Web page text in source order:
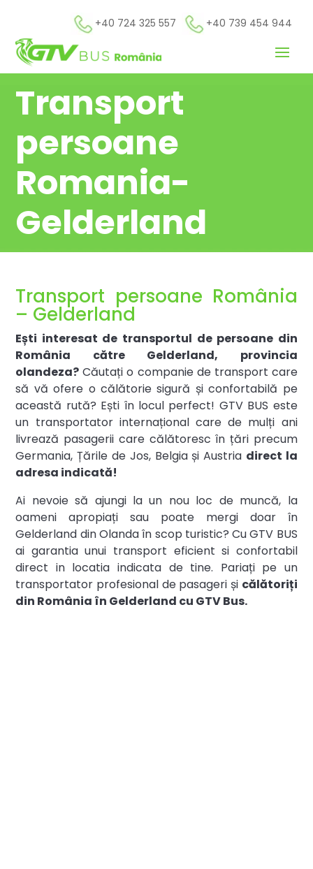
+40 739 454 944
+40 724 325 557
Transport
persoane
Romania-
Gelderland
Transport persoane România
– Gelderland
Ești interesat de transportul de persoane din
România către Gelderland, provincia
olandeza? Căutați o companie de transport care
să vă ofere o călătorie sigură și confortabilă pe
această rută? Ești în locul perfect! GTV BUS este
un transportator internațional care de mulți ani
livrează pasagerii care călătoresc în țări precum
Germania, Țările de Jos, Belgia și Austria direct la
adresa indicată!
Ai nevoie să ajungi la un nou loc de muncă, la
oameni apropiați sau poate mergi doar în
Gelderland din Olanda în scop turistic? Cu GTV BUS
ai garantia unui transport eficient si confortabil
direct in locatia indicata de tine. Pariați pe un
transportator profesional de pasageri și călătoriți
din România în Gelderland cu GTV Bus.